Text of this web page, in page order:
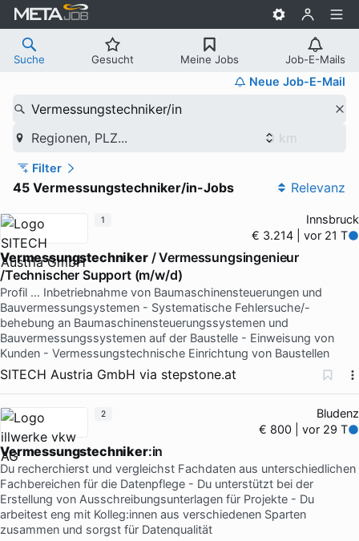
Suche Gesucht Meine Jobs Job-E-Mails
Neue Job-E-Mail
Vermessungstechniker/in
Regionen, PLZ...
Filter
45 Vermessungstechniker/in-Jobs Relevanz
Innsbruck
€ 3.214 | vor 21 T
Vermessungstechniker/ Vermessungsingenieur
/Technischer Support (m/w/d)
Profil … Inbetriebnahme von Baumaschinensteuerungen und
Bauvermessungsystemen - Systematische Fehlersuche/-
behebung an Baumaschinensteuerungssystemen und
Bauvermessungssystemen auf der Baustelle - Einweisung von
Kunden - Vermessungstechnische Einrichtung von Baustellen
SITECH Austria GmbH via stepstone.at
1
Bludenz
€ 800 | vor 29 T
Vermessungstechniker:in
Du recherchierst und vergleichst Fachdaten aus unterschiedlichen
Fachbereichen für die Datenpflege - Du unterstützt bei der
Erstellung von Ausschreibungsunterlagen für Projekte - Du
arbeitest eng mit Kolleg:innen aus verschiedenen Sparten
zusammen und sorgst für Datenqualität
2